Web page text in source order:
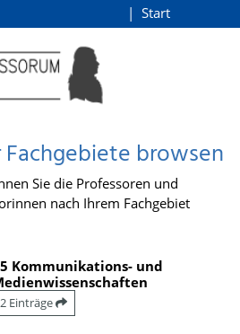
Start
Fachgebiete browsen
Sie die Professoren und
nach Ihrem Fachgebiet
Kommunikations- und
2 Einträge